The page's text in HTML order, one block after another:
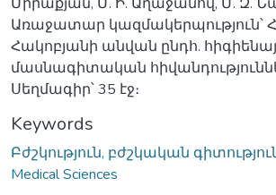
Առաջատար կազմակերպություն՝
Հակոբյանի անվան ընդհ.
մասնագիտական
Սեղմագիր՝ 35 էջ։
Keywords
Բժշկություն, բժշկական
Medical Sciences